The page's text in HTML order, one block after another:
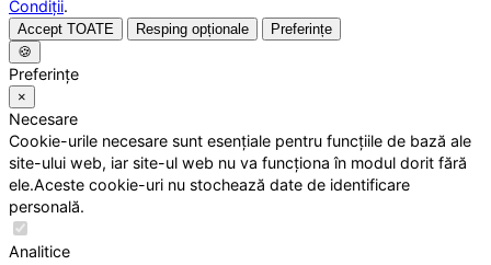
Condiții.
Accept TOATE Resping opționale
Preferințe
🍪
Preferințe
×
Necesare
Cookie-urile necesare sunt esențiale pentru funcțiile de bază ale
site-ului web, iar site-ul web nu va funcționa în modul dorit fără
ele.Aceste cookie-uri nu stochează date de identificare
personală.
Analitice